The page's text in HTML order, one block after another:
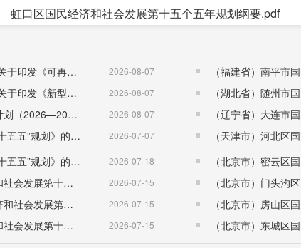
主要经济指标迈上新台阶，地区生产总值突破1600 亿元，
1500 亿元。优质企业加速集聚，现有各类总部企业112
家。航运延链升级，全球前50 强班轮、货运企业分
近七成；国际航运公会上海代表处、中国船级社三大功
国家级船员评估中心挂牌启用，全国首例涉外、首例双
捕集、电动船等绿色航运领域开展首例试点，上海国际
“中国资本市场学会”、上海首批外商独资保险资管、上
机构2100 余家，覆盖全国近1/8 公募基金、1/6 期货风险
区、北外滩并购重组生态联盟暨案源推进中心，金融服
碳场景开放，已集聚各类企业和机构超1000 家，产业规
外滩绿色服务发展试验区”正式对外发布。科创动能持续
、天工开物等专业孵化器正式运营，北科创生
虹口区国民经济和社会发展第十五个五年规划纲要.pdf
国家发展改革委 国家能源局关于印发《可再生能源发展“十五五”规划》的通知 （发改能源〔2026〕1067号）
2026-08-07
国家发展改革委 国家能源局关于印发《新型电力系统建设“十五五”规划》的通知​ （发改能源〔2026〕942号） 2026-08-07
国务院关于印发《全民健身计划（2026—2030年）》的通知 （国发〔2026〕26号） 2026-08-07
国务院关于印发《城市更新“十五五”规划》的通知（国发〔2026〕12号） 2026-07-07
国务院关于印发《国民健康“十五五”规划》的通知 （国发〔2026〕23号） 2026-07-18
（福建省）福州市国民经济和社会发展第十五个五年规划纲要 2026-07-15
（河南省）平顶山市国民经济和社会发展第十五个五年规划纲要 2026-07-15
（河南省）洛阳市国民经济和社会发展第十五个五年规划纲要 2026-07-15